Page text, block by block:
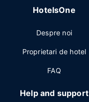
HotelsOne
Despre noi
Proprietari de hotel
FAQ
Help and support